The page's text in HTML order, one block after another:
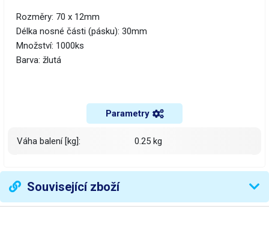
Rozměry: 70 x 12mm
Délka nosné části (pásku): 30mm
Množství: 1000ks
Barva: žlutá
Parametry
Váha balení [kg]: 0.25 kg
Související zboží